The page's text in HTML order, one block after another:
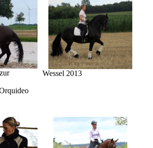
Wessel 2013